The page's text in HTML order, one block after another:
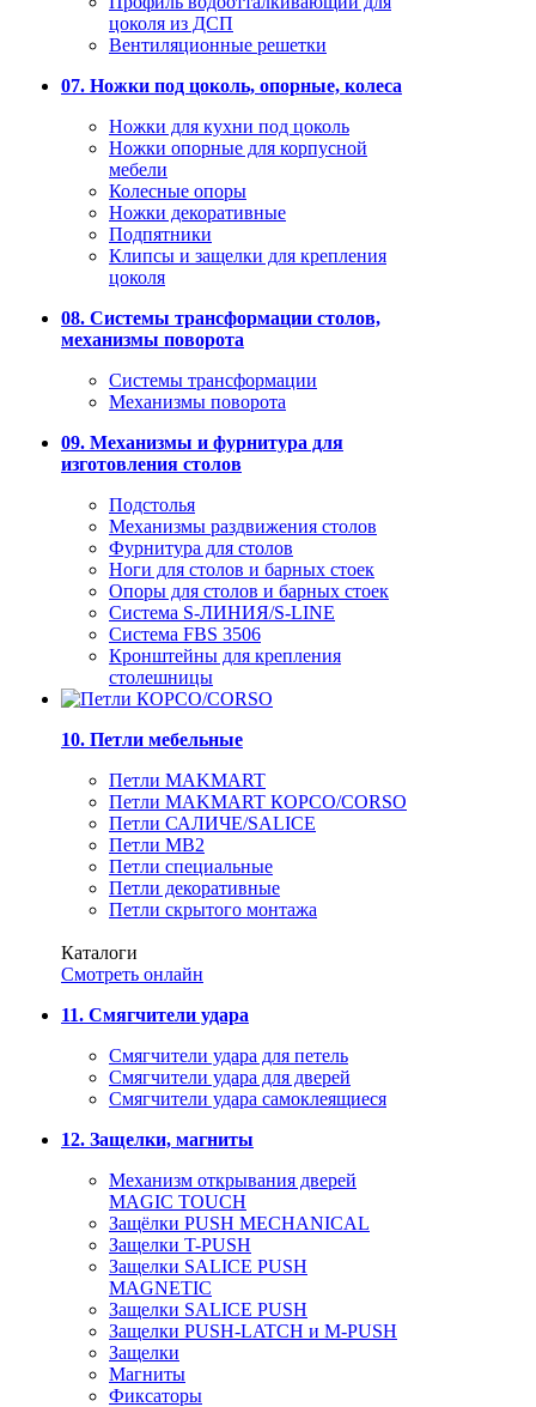
цоколя из ДСП
Вентиляционные решетки
07. Ножки под цоколь, опорные, колеса
Ножки для кухни под цоколь
Ножки опорные для корпусной
мебели
Колесные опоры
Ножки декоративные
Подпятники
Клипсы и защелки для крепления
цоколя
08. Системы трансформации столов,
механизмы поворота
Системы трансформации
Механизмы поворота
09. Механизмы и фурнитура для
изготовления столов
Подстолья
Механизмы раздвижения столов
Фурнитура для столов
Ноги для столов и барных стоек
Опоры для столов и барных стоек
Система S-ЛИНИЯ/S-LINE
Система FBS 3506
Кронштейны для крепления
столешницы
10. Петли мебельные
Петли MAKMART
Петли MAKMART КОРСО/CORSO
Петли САЛИЧЕ/SALICE
Петли MB2
Петли специальные
Петли декоративные
Петли скрытого монтажа
Каталоги
Смотреть онлайн
11. Смягчители удара
Смягчители удара для петель
Смягчители удара для дверей
Cмягчители удара самоклеящиеся
12. Защелки, магниты
Механизм открывания дверей
MAGIC TOUCH
Защёлки PUSH MECHANICAL
Защелки T-PUSH
Защелки SALICE PUSH
MAGNETIC
Защелки SALICE PUSH
Защелки PUSH-LATCH и M-PUSH
Защелки
Магниты
Фиксаторы